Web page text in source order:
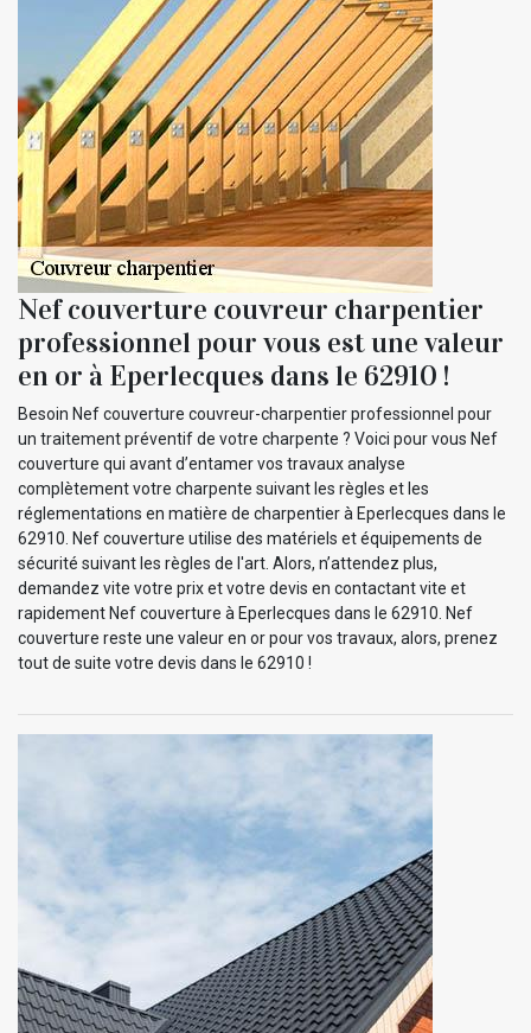
Nef couverture couvreur charpentier
professionnel pour vous est une valeur
en or à Eperlecques dans le 62910 !
Besoin Nef couverture couvreur-charpentier professionnel pour
un traitement préventif de votre charpente ? Voici pour vous Nef
couverture qui avant d’entamer vos travaux analyse
complètement votre charpente suivant les règles et les
réglementations en matière de charpentier à Eperlecques dans le
62910. Nef couverture utilise des matériels et équipements de
sécurité suivant les règles de l'art. Alors, n’attendez plus,
demandez vite votre prix et votre devis en contactant vite et
rapidement Nef couverture à Eperlecques dans le 62910. Nef
couverture reste une valeur en or pour vos travaux, alors, prenez
tout de suite votre devis dans le 62910 !